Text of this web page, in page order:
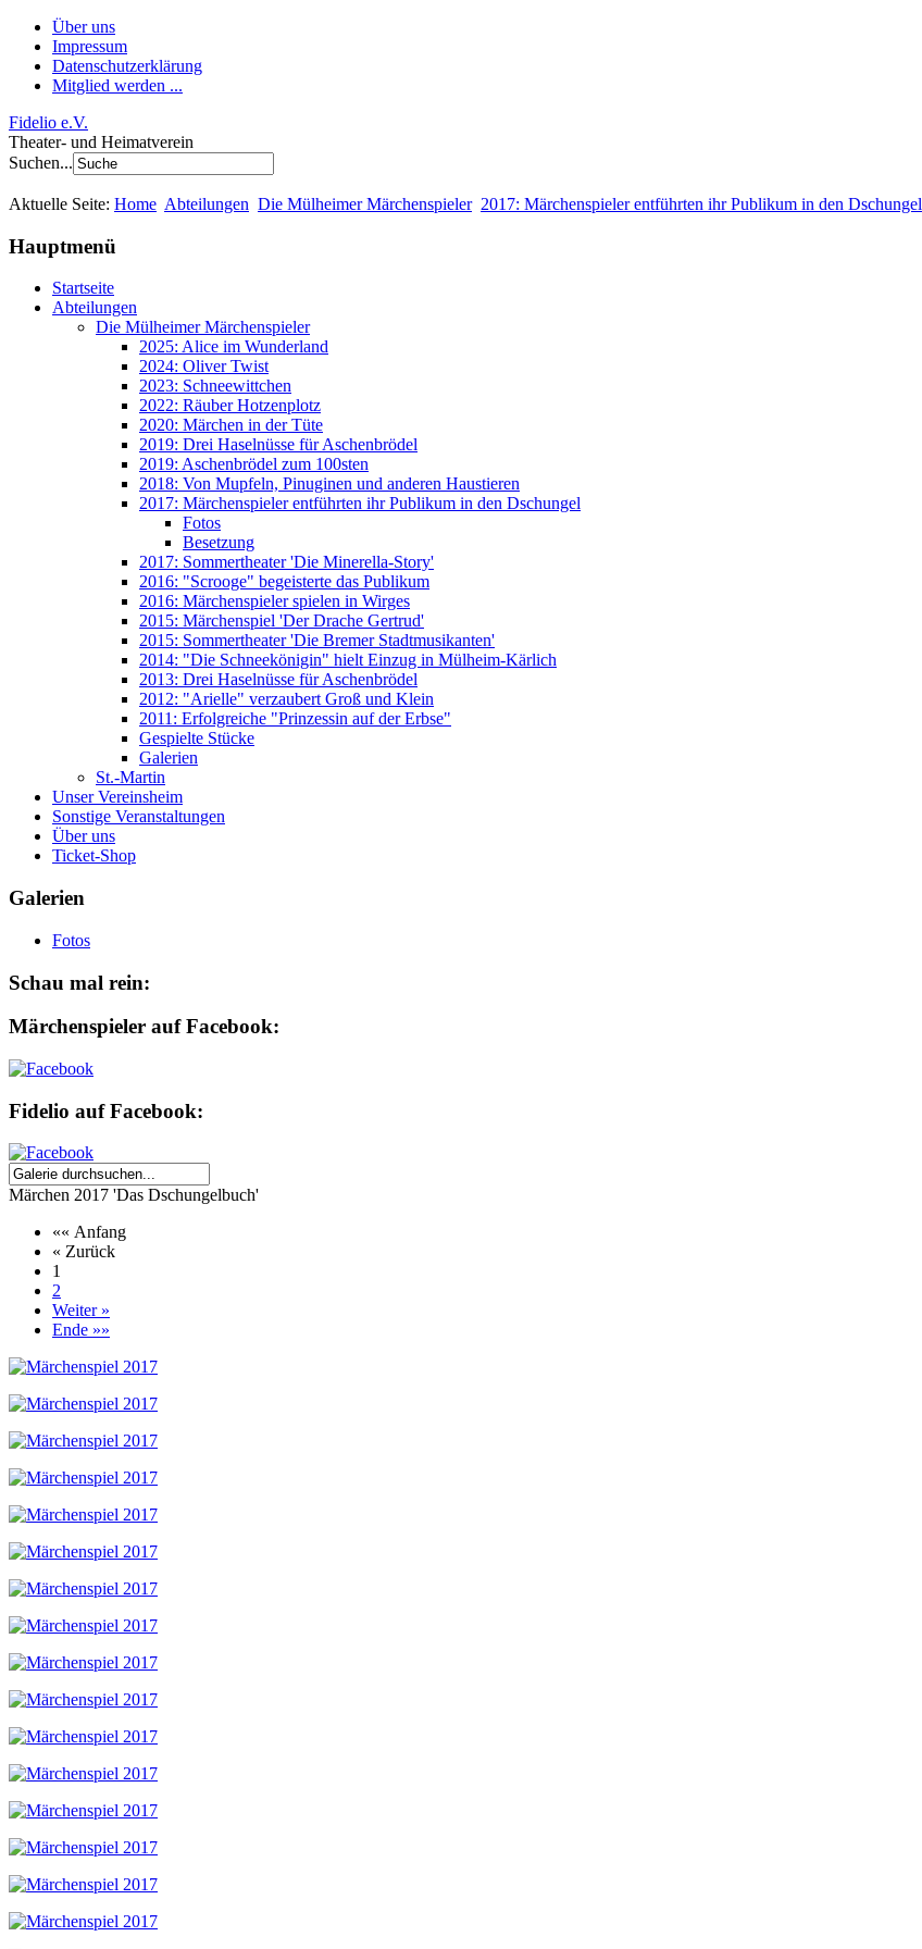
Über uns
Impressum
Datenschutzerklärung
Mitglied werden ...
Fidelio e.V.
Theater- und Heimatverein
Suchen...
Aktuelle Seite: Home Abteilungen Die Mülheimer Märchenspieler 2017: Märchenspieler entführten ihr Publikum in den Dschungel
Hauptmenü
Startseite
Abteilungen
Die Mülheimer Märchenspieler
2025: Alice im Wunderland
2024: Oliver Twist
2023: Schneewittchen
2022: Räuber Hotzenplotz
2020: Märchen in der Tüte
2019: Drei Haselnüsse für Aschenbrödel
2019: Aschenbrödel zum 100sten
2018: Von Mupfeln, Pinuginen und anderen Haustieren
2017: Märchenspieler entführten ihr Publikum in den Dschungel
Fotos
Besetzung
2017: Sommertheater 'Die Minerella-Story'
2016: "Scrooge" begeisterte das Publikum
2016: Märchenspieler spielen in Wirges
2015: Märchenspiel 'Der Drache Gertrud'
2015: Sommertheater 'Die Bremer Stadtmusikanten'
2014: "Die Schneekönigin" hielt Einzug in Mülheim-Kärlich
2013: Drei Haselnüsse für Aschenbrödel
2012: "Arielle" verzaubert Groß und Klein
2011: Erfolgreiche "Prinzessin auf der Erbse"
Gespielte Stücke
Galerien
St.-Martin
Unser Vereinsheim
Sonstige Veranstaltungen
Über uns
Ticket-Shop
Galerien
Fotos
Schau mal rein:
Märchenspieler auf Facebook:
Fidelio auf Facebook:
Märchen 2017 'Das Dschungelbuch'
«« Anfang
« Zurück
1
2
Weiter »
Ende »»